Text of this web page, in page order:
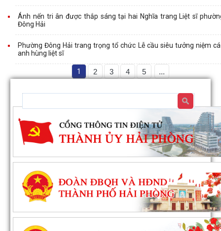
Ánh nến tri ân được thắp sáng tại hai Nghĩa trang Liệt sĩ
Đông Hải
Phường Đông Hải trang trọng tổ chức Lễ cầu siêu tưởng niệm
anh hùng liệt sĩ
1 2 3 4 5 ...